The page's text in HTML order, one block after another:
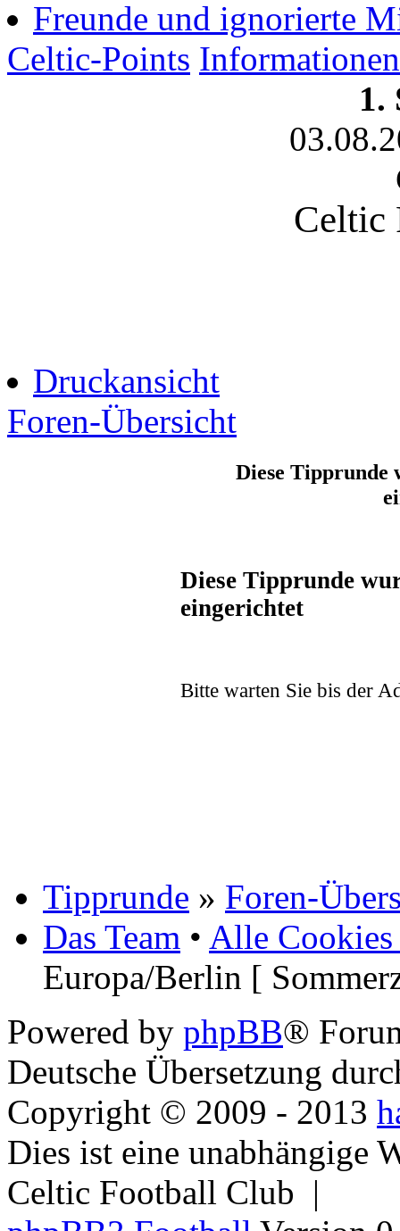
Freunde und ignorierte
Celtic-Points Informationen
1.
Celtic
Druckansicht
Foren-Übersicht
Diese Tipprunde
Diese Tipprunde
eingerichtet
Bitte warten Sie bis der
Tipprunde » Foren-
Das Team • Alle Cookies
Europa/Berlin [
Powered by phpBB®
Deutsche Übersetzung
Copyright © 2009 - 2013
Dies ist eine unabhängige
Celtic Football Club |